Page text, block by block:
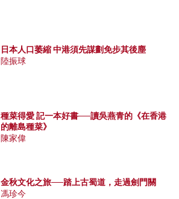
日本人口萎縮 中港須先謀劃免步其後塵
陸振球
種菜得愛 記一本好書──讀吳燕青的《在香港
的離島種菜》
陳家偉
金秋文化之旅──踏上古蜀道，走過劍門關
馮珍今